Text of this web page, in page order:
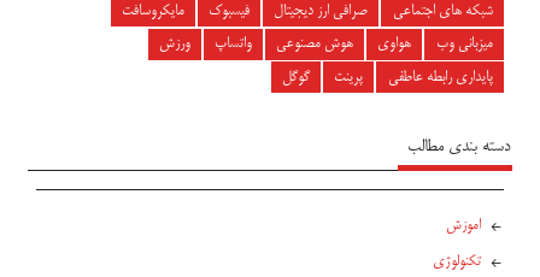
شبکه های اجتماعی
صرافی ارز دیجیتال فیسبوک
مایکروسافت
میزبانی وب
هواوی هوش مصنوعی واتساپ
ورزش
پایداری رابطه عاطفی
پرینت گوگل
دسته بندی مطالب
اموزش
تکنولوژی